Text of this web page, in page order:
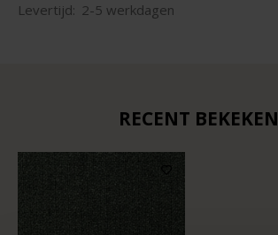
Levertijd: 2-5 werkdagen
RECENT BEKEKEN